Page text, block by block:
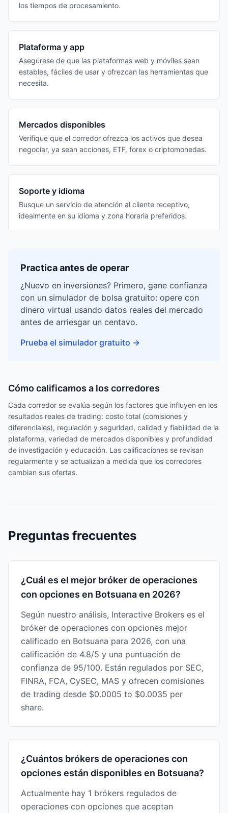
los tiempos de procesamiento.
Plataforma y app
Asegúrese de que las plataformas web y móviles sean
estables, fáciles de usar y ofrezcan las herramientas que
necesita.
Mercados disponibles
Verifique que el corredor ofrezca los activos que desea
negociar, ya sean acciones, ETF, forex o criptomonedas.
Soporte y idioma
Busque un servicio de atención al cliente receptivo,
idealmente en su idioma y zona horaria preferidos.
Practica antes de operar
¿Nuevo en inversiones? Primero, gane confianza
con un simulador de bolsa gratuito: opere con
dinero virtual usando datos reales del mercado
antes de arriesgar un centavo.
Prueba el simulador gratuito →
Cómo calificamos a los corredores
Cada corredor se evalúa según los factores que influyen en los
resultados reales de trading: costo total (comisiones y
diferenciales), regulación y seguridad, calidad y fiabilidad de la
plataforma, variedad de mercados disponibles y profundidad
de investigación y educación. Las calificaciones se revisan
regularmente y se actualizan a medida que los corredores
cambian sus ofertas.
Preguntas frecuentes
¿Cuál es el mejor bróker de operaciones
con opciones en Botsuana en 2026?
Según nuestro análisis, Interactive Brokers es el
bróker de operaciones con opciones mejor
calificado en Botsuana para 2026, con una
calificación de 4.8/5 y una puntuación de
confianza de 95/100. Están regulados por SEC,
FINRA, FCA, CySEC, MAS y ofrecen comisiones
de trading desde $0.0005 to $0.0035 per
share.
¿Cuántos brókers de operaciones con
opciones están disponibles en Botsuana?
Actualmente hay 1 brókers regulados de
operaciones con opciones que aceptan